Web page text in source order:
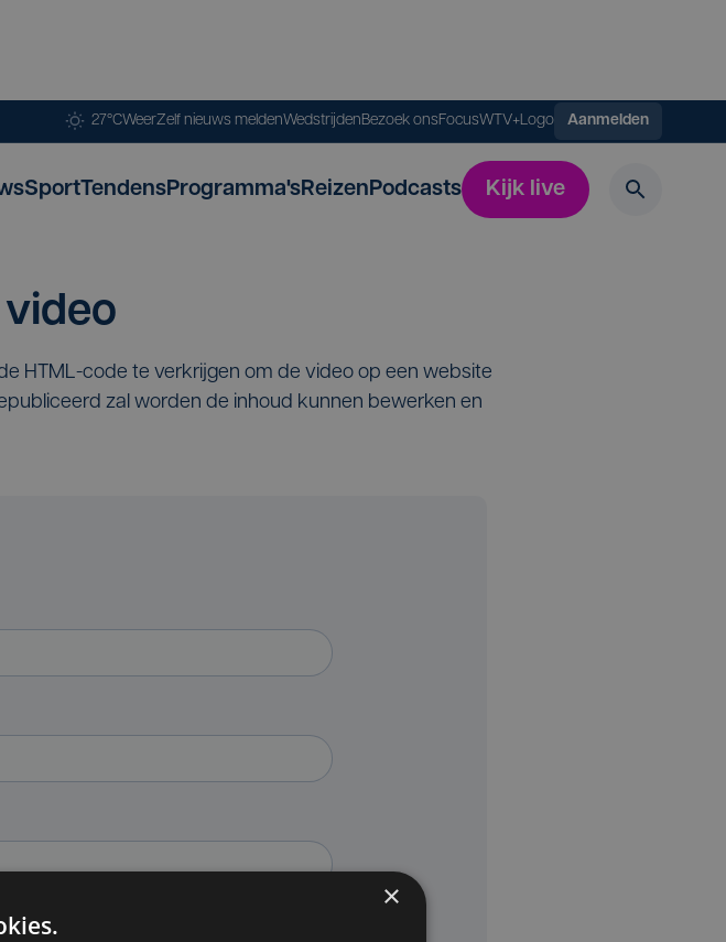
27°CWeerZelf nieuws meldenWedstrijdenBezoek onsFocusWTV+Logo Aanmelden
SportTendensProgramma'sReizenPodcasts Kijk live
HTML-code te verkrijgen om de video op een website
zal worden de inhoud kunnen bewerken en
×